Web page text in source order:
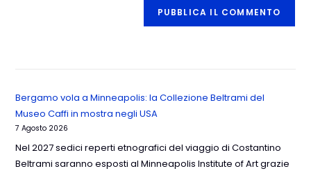
Bergamo vola a Minneapolis: la Collezione Beltrami del
Museo Caffi in mostra negli USA
7 Agosto 2026
Nel 2027 sedici reperti etnografici del viaggio di Costantino
Beltrami saranno esposti al Minneapolis Institute of Art grazie